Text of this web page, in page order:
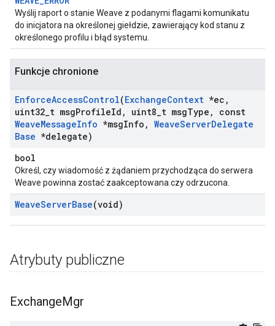
Wyślij raport o stanie Weave z podanymi flagami komunikatu
do inicjatora na określonej giełdzie, zawierający kod stanu z
określonego profilu i błąd systemu.
Funkcje chronione
EnforceAccessControl(ExchangeContext *ec ,
uint32 t msgProfileId , uint8 t msgType ,
const
WeaveMessageInfo *msgInfo , WeaveServerDelegate
Base *delegate)
bool
Określ, czy wiadomość z żądaniem przychodząca do serwera
Weave powinna zostać zaakceptowana czy odrzucona.
WeaveServerBase(void)
Atrybuty publiczne
ExchangeMgr